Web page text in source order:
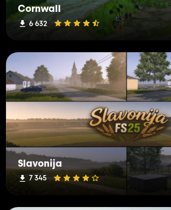
Cornwall
6 632
Slavonija
7 345